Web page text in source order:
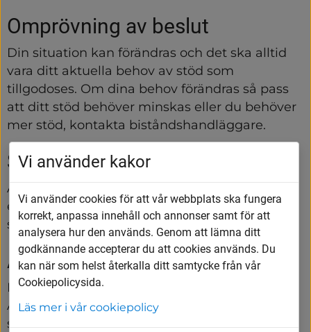
Omprövning av beslut
Din situation kan förändras och det ska alltid
vara ditt aktuella behov av stöd som
tillgodoses. Om dina behov förändras så pass
att ditt stöd behöver minskas eller du behöver
mer stöd, kontakta biståndshandläggare.
Sekretess
All personal du möter omfattas av sekretess
enligt bestämmelser i sekretesslagen och
socialtjänstlagen.
Avgift för trygghetslarm
Kommunen tar ut en avgift för trygghetslarm.
Avgiften baseras på dina inkomster men är
som mest 255 kr per månad år 2026.
Vi använder kakor
Vi använder cookies för att vår webbplats ska fungera
korrekt, anpassa innehåll och annonser samt för att
analysera hur den används. Genom att lämna ditt
godkännande accepterar du att cookies används. Du
kan när som helst återkalla ditt samtycke från vår
Cookiepolicysida.
Läs mer i vår cookiepolicy